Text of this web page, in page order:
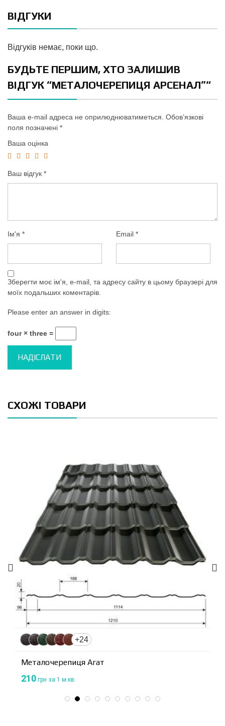
ВІДГУКИ
Відгуків немає, поки що.
БУДЬТЕ ПЕРШИМ, ХТО ЗАЛИШИВ
ВІДГУК “МЕТАЛОЧЕРЕПИЦЯ АРСЕНАЛ”“
Ваша e-mail адреса не оприлюднюватиметься. Обов’язкові
поля позначені *
Ваша оцінка
Ваш відгук *
Ім'я * Email*
Зберегти моє ім'я, e-mail, та адресу сайту в цьому браузері для
моїх подальших коментарів.
Please enter an answer in digits:
four × three =
СХОЖІ ТОВАРИ
+24
Металочерепиця Агат
210 грн за 1 м.кв.